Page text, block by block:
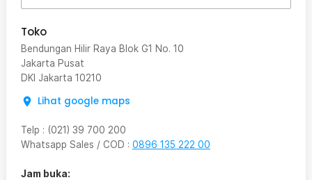
Toko
Bendungan Hilir Raya Blok G1 No. 10
Jakarta Pusat
DKI Jakarta 10210
Lihat google maps
Telp : (021) 39 700 200
Whatsapp Sales / COD : 0896 135 222 00
Jam buka: